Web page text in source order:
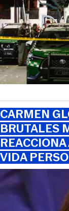
CARMEN
BRUTALES
VIDA